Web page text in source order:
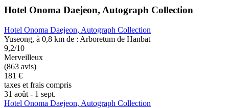
Hotel Onoma Daejeon, Autograph Collection
Hotel Onoma Daejeon, Autograph Collection
Yuseong, à 0,8 km de : Arboretum de Hanbat
9,2/10
Merveilleux
(863 avis)
181 €
taxes et frais compris
31 août - 1 sept.
Hotel Onoma Daejeon, Autograph Collection